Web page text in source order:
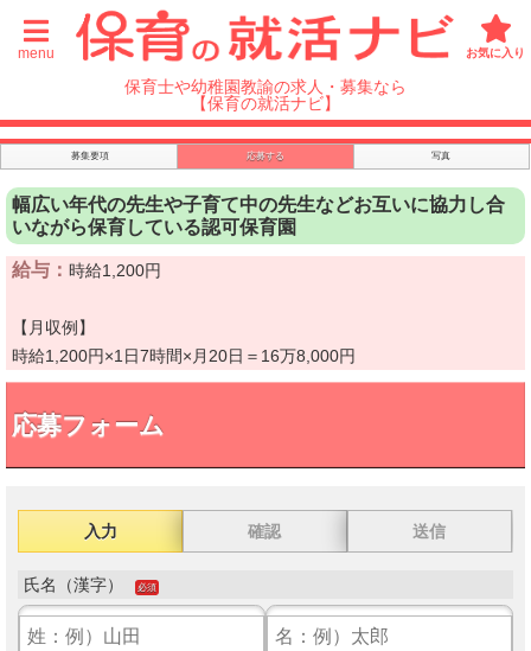
menu お気に入り
保育士や幼稚園教諭の求人・募集なら
【保育の就活ナビ】
募集要項 応募する 写真
幅広い年代の先生や子育て中の先生などお互いに協力し合
いながら保育している認可保育園
給与： 時給1,200円
【月収例】
時給1,200円×1日7時間×月20日＝16万8,000円
応募フォーム
入力 確認 送信
氏名（漢字） 必須